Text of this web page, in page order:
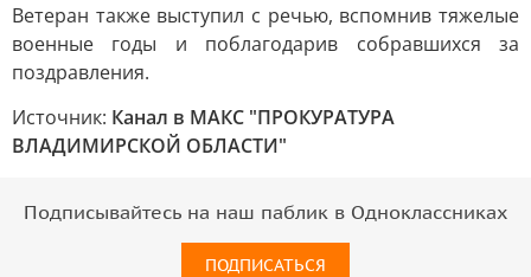
Ветеран также выступил с речью, вспомнив тяжелые
военные годы и поблагодарив собравшихся за
поздравления.
Источник: Канал в МАКС "ПРОКУРАТУРА
ВЛАДИМИРСКОЙ ОБЛАСТИ"
Подписывайтесь на наш паблик в Одноклассниках
ПОДПИСАТЬСЯ